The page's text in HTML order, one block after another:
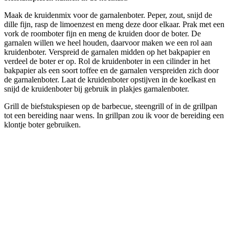
Maak de kruidenmix voor de garnalenboter. Peper, zout, snijd de
dille fijn, rasp de limoenzest en meng deze door elkaar. Prak met een
vork de roomboter fijn en meng de kruiden door de boter. De
garnalen willen we heel houden, daarvoor maken we een rol aan
kruidenboter. Verspreid de garnalen midden op het bakpapier en
verdeel de boter er op. Rol de kruidenboter in een cilinder in het
bakpapier als een soort toffee en de garnalen verspreiden zich door
de garnalenboter. Laat de kruidenboter opstijven in de koelkast en
snijd de kruidenboter bij gebruik in plakjes garnalenboter.
Grill de biefstukspiesen op de barbecue, steengrill of in de grillpan
tot een bereiding naar wens. In grillpan zou ik voor de bereiding een
klontje boter gebruiken.